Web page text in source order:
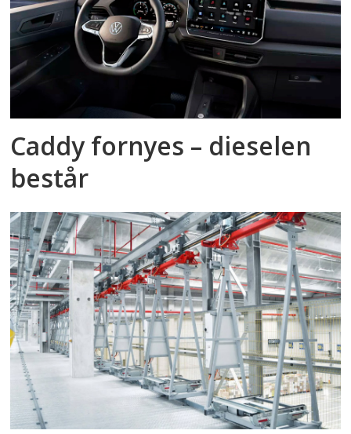
Caddy fornyes – dieselen
består